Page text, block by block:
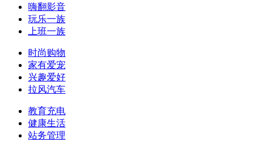
嗨翻影音
玩乐一族
上班一族
时尚购物
家有爱宠
兴趣爱好
拉风汽车
教育充电
健康生活
站务管理